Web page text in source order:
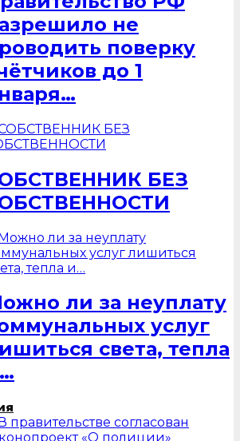
не
поверку
до 1
БЕЗ
ли за неуплату
услуг
света, тепла